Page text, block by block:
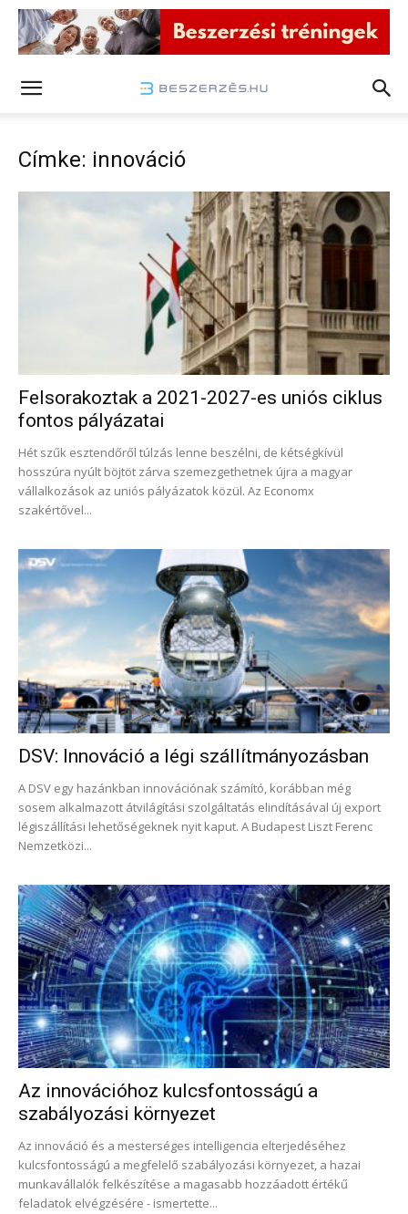
Címke: innováció
Felsorakoztak a 2021-2027-es uniós ciklus
fontos pályázatai
Hét szűk esztendőről túlzás lenne beszélni, de kétségkívül
hosszúra nyúlt böjtöt zárva szemezgethetnek újra a magyar
vállalkozások az uniós pályázatok közül. Az Economx
szakértővel...
DSV: Innováció a légi szállítmányozásban
A DSV egy hazánkban innovációnak számító, korábban még
sosem alkalmazott átvilágítási szolgáltatás elindításával új export
légiszállítási lehetőségeknek nyit kaput. A Budapest Liszt Ferenc
Nemzetközi...
Az innovációhoz kulcsfontosságú a
szabályozási környezet
Az innováció és a mesterséges intelligencia elterjedéséhez
kulcsfontosságú a megfelelő szabályozási környezet, a hazai
munkavállalók felkészítése a magasabb hozzáadott értékű
feladatok elvégzésére - ismertette...